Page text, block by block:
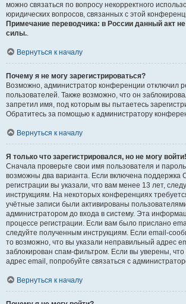
можно связаться по вопросу некорректного
юридических вопросов, связанных с этой
Примечание переводчика: в России данный акт
силы..
Вернуться к началу
Почему я не могу зарегистрироваться?
Возможно, администратор конференции отключил
пользователей. Также возможно, что он
запретил имя, под которым вы пытаетесь
Обратитесь за помощью к администратору
Вернуться к началу
Я только что зарегистрировался, но не могу войти!
Сначала проверьте свои имя пользователя и
возможны два варианта. Если включена поддержка
регистрации вы указали, что вам менее 13 лет,
инструкциям. На некоторых конференциях
учётные записи были активированы
администратором до входа в систему. Эта
процессе регистрации. Если вам было прислано
следуйте полученным инструкциям. Если email-
то возможно, что вы указали неправильный адрес
заблокирован спам-фильтром. Если вы уверены,
адрес email, попробуйте связаться с
Вернуться к началу